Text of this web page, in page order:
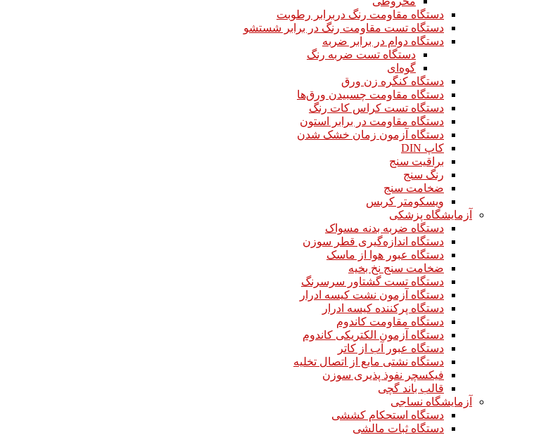
دستگاه مقاومت رنگ دربرابر رطوبت
دستگاه تست مقاومت رنگ در برابر شستشو
دستگاه دوام در برابر ضربه
دستگاه تست ضربه رنگ
گوه‌ای
دستگاه کنگره زن ورق
دستگاه مقاومت چسبیدن ورق‌ها
دستگاه تست کراس کات رنگ
دستگاه مقاومت در برابر استون
دستگاه آزمون زمان خشک شدن
کاپ DIN
براقیت سنج
رنگ سنج
ضخامت سنج
ویسکومتر کربس
آزمایشگاه پزشکی
دستگاه ضربه بدنه مسواک
دستگاه اندازه‌گیری قطر سوزن
دستگاه عبور هوا از ماسک
ضخامت سنج نخ بخیه
دستگاه تست گشتاور سرسرنگ
دستگاه آزمون نشت کیسه ادرار
دستگاه پرکننده کیسه ادرار
دستگاه مقاومت کاندوم
دستگاه آزمون الکتریکی کاندوم
دستگاه عبور آب از کاتر
دستگاه نشتی مایع از اتصال تخلیه
فیکسچر نفوذ پذیری سوزن
قالب باند گچی
آزمایشگاه نساجی
دستگاه استحکام کششی
دستگاه ثبات مالشی